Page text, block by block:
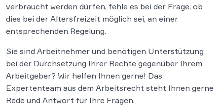
verbraucht werden dürfen, fehle es bei der Frage, ob
dies bei der Altersfreizeit möglich sei, an einer
entsprechenden Regelung.
Sie sind Arbeitnehmer und benötigen Unterstützung
bei der Durchsetzung Ihrer Rechte gegenüber Ihrem
Arbeitgeber? Wir helfen Ihnen gerne! Das
Expertenteam aus dem Arbeitsrecht steht Ihnen gerne
Rede und Antwort für Ihre Fragen.